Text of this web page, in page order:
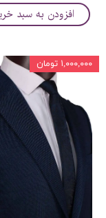
افزودن به سبد
۱,۰۰۰,۰۰۰ تومان